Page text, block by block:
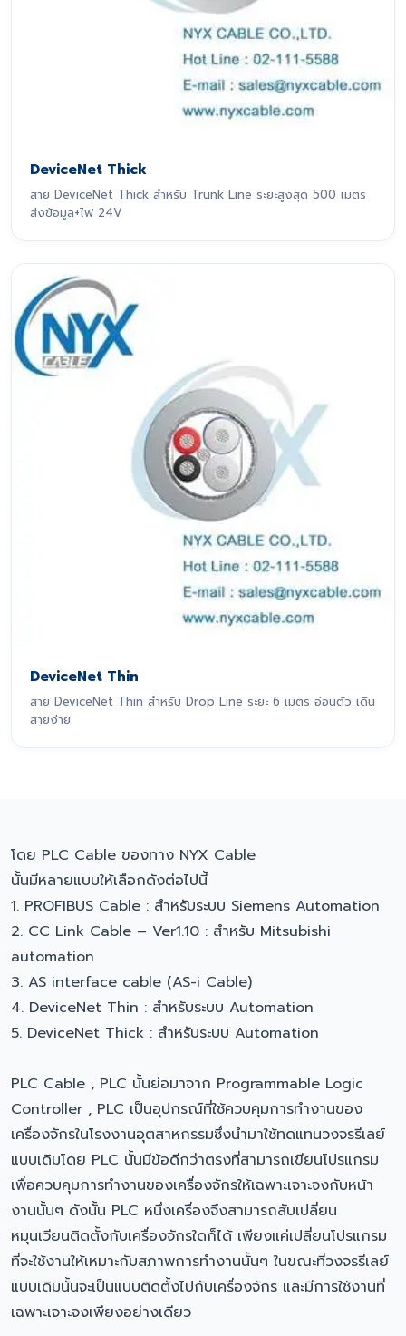
DeviceNet Thick
สาย DeviceNet Thick สำหรับ Trunk Line ระยะสูงสุด 500 เมตร
ส่งข้อมูล+ไฟ 24V
DeviceNet Thin
สาย DeviceNet Thin สำหรับ Drop Line ระยะ 6 เมตร อ่อนตัว เดิน
สายง่าย
โดย PLC Cable ของทาง NYX Cable
นั้นมีหลายแบบให้เลือกดังต่อไปนี้
1. PROFIBUS Cable : สำหรับระบบ Siemens Automation
2. CC Link Cable – Ver1.10 : สำหรับ Mitsubishi
automation
3. AS interface cable (AS-i Cable)
4. DeviceNet Thin : สำหรับระบบ Automation
5. DeviceNet Thick : สำหรับระบบ Automation
PLC Cable , PLC นั้นย่อมาจาก Programmable Logic
Controller , PLC เป็นอุปกรณ์ที่ใช้ควบคุมการทำงานของ
เครื่องจักรในโรงงานอุตสาหกรรมซึ่งนำมาใช้ทดแทนวงจรรีเลย์
แบบเดิมโดย PLC นั้นมีข้อดีกว่าตรงที่สามารถเขียนโปรแกรม
เพื่อควบคุมการทำงานของเครื่องจักรให้เฉพาะเจาะจงกับหน้า
งานนั้นๆ ดังนั้น PLC หนึ่งเครื่องจึงสามารถสับเปลี่ยน
หมุนเวียนติดตั้งกับเครื่องจักรใดก็ได้ เพียงแค่เปลี่ยนโปรแกรม
ที่จะใช้งานให้เหมาะกับสภาพการทำงานนั้นๆ ในขณะที่วงจรรีเลย์
แบบเดิมนั้นจะเป็นแบบติดตั้งไปกับเครื่องจักร และมีการใช้งานที่
เฉพาะเจาะจงเพียงอย่างเดียว